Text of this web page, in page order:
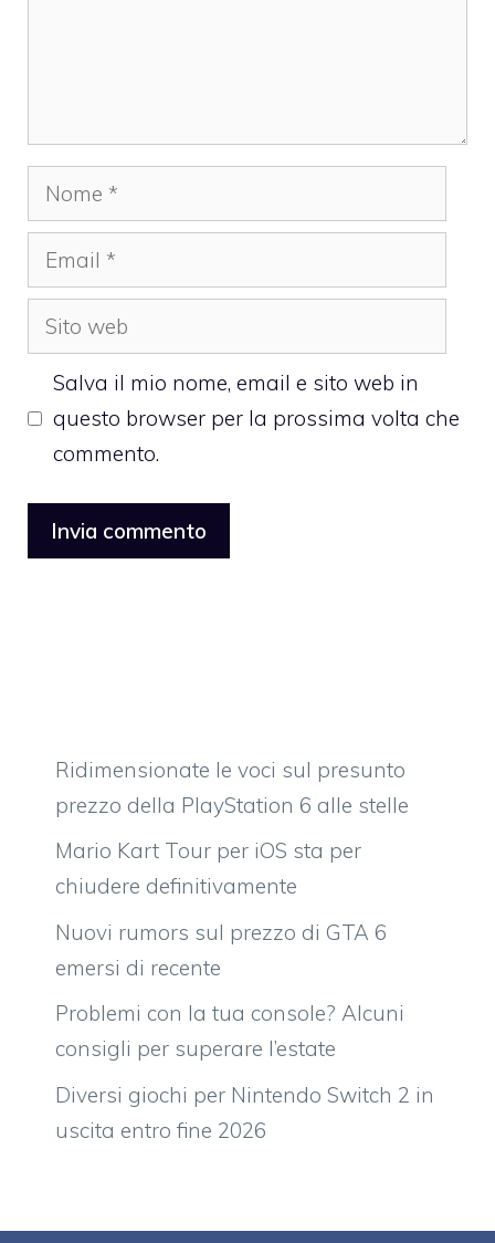
Nome
Email
Sito
web
Salva il mio nome, email e sito web in
questo browser per la prossima volta che
commento.
Ridimensionate le voci sul presunto
prezzo della PlayStation 6 alle stelle
Mario Kart Tour per iOS sta per
chiudere definitivamente
Nuovi rumors sul prezzo di GTA 6
emersi di recente
Problemi con la tua console? Alcuni
consigli per superare l’estate
Diversi giochi per Nintendo Switch 2 in
uscita entro fine 2026